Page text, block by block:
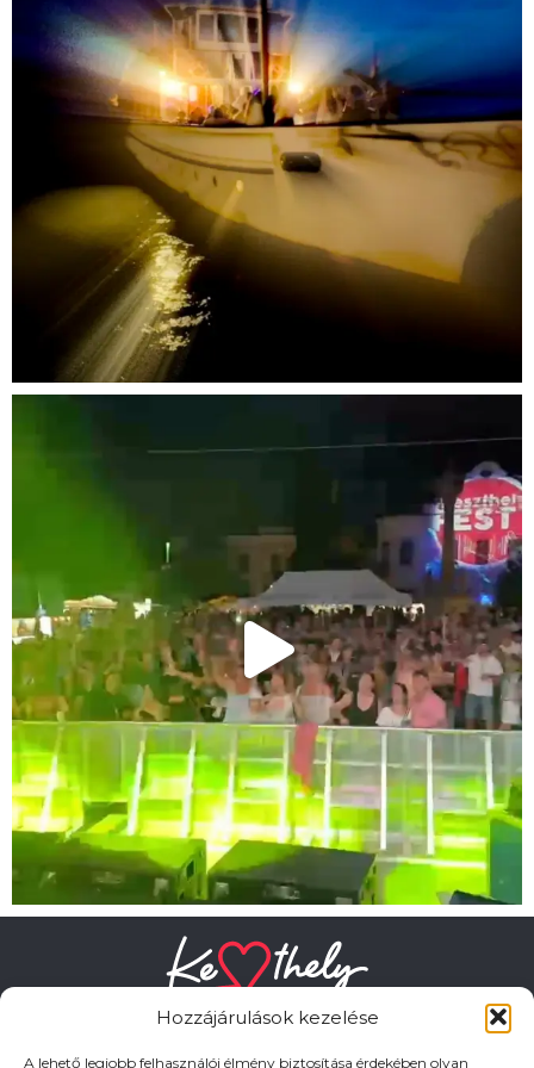
Hozzájárulások kezelése
A lehető legjobb felhasználói élmény biztosítása érdekében olyan